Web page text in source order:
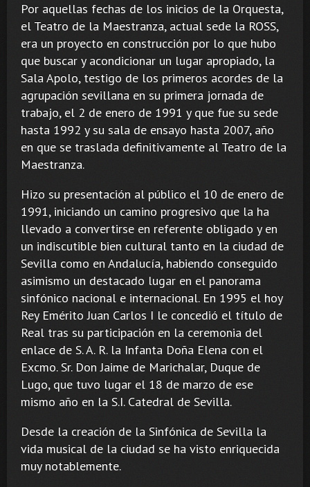
Por aquellas fechas de los inicios de la Orquesta,
el Teatro de la Maestranza, actual sede la ROSS,
era un proyecto en construcción por lo que hubo
que buscar y acondicionar un lugar apropiado, la
Sala Apolo, testigo de los primeros acordes de la
agrupación sevillana en su primera jornada de
trabajo, el 2 de enero de 1991 y que fue su sede
hasta 1992 y su sala de ensayo hasta 2007, año
en que se traslada definitivamente al Teatro de la
Maestranza.
Hizo su presentación al público el 10 de enero de
1991, iniciando un camino progresivo que la ha
llevado a convertirse en referente obligado y en
un indiscutible bien cultural tanto en la ciudad de
Sevilla como en Andalucía, habiendo conseguido
asimismo un destacado lugar en el panorama
sinfónico nacional e internacional. En 1995 el hoy
Rey Emérito Juan Carlos I le concedió el título de
Real tras su participación en la ceremonia del
enlace de S. A. R. la Infanta Doña Elena con el
Excmo. Sr. Don Jaime de Marichalar, Duque de
Lugo, que tuvo lugar el 18 de marzo de ese
mismo año en la S.I. Catedral de Sevilla.
Desde la creación de la Sinfónica de Sevilla la
vida musical de la ciudad se ha visto enriquecida
muy notablemente.